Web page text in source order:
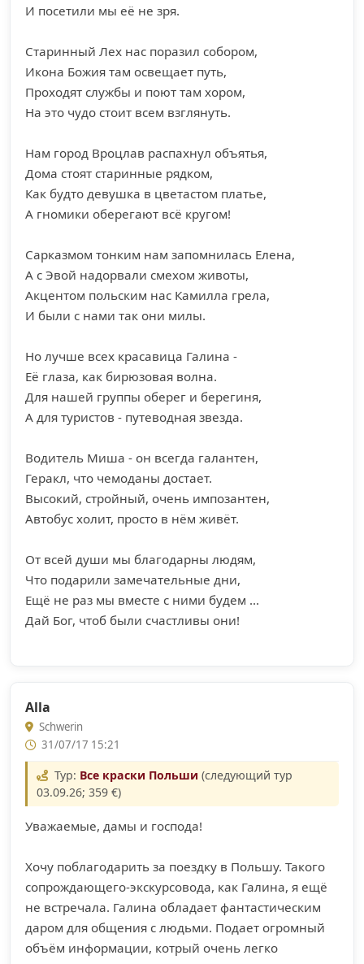
И посетили мы её не зря.
Старинный Лех нас поразил собором,
Икона Божия там освещает путь,
Проходят службы и поют там хором,
На это чудо стоит всем взглянуть.
Нам город Вроцлав распахнул объятья,
Дома стоят старинные рядком,
Как будто девушка в цветастом платье,
А гномики оберегают всё кругом!
Сарказмом тонким нам запомнилась Елена,
А с Эвой надорвали смехом животы,
Акцентом польским нас Камилла грела,
И были с нами так они милы.
Но лучше всех красавица Галина -
Её глаза, как бирюзовая волна.
Для нашей группы оберег и берегиня,
А для туристов - путеводная звезда.
Водитель Миша - он всегда галантен,
Геракл, что чемоданы достает.
Высокий, стройный, очень импозантен,
Автобус холит, просто в нём живёт.
От всей души мы благодарны людям,
Что подарили замечательные дни,
Ещё не раз мы вместе с ними будем ...
Дай Бог, чтоб были счастливы они!
Alla
Schwerin
31/07/17 15:21
Тур: Все краски Польши (следующий тур
03.09.26; 359 €)
Уважаемые, дамы и господа!
Хочу поблагодарить за поездку в Польшу. Такого
сопрождающего-экскурсовода, как Галина, я ещё
не встречала. Галина обладает фантастическим
даром для общения с людьми. Подает огромный
объём информации, котрый очень легко